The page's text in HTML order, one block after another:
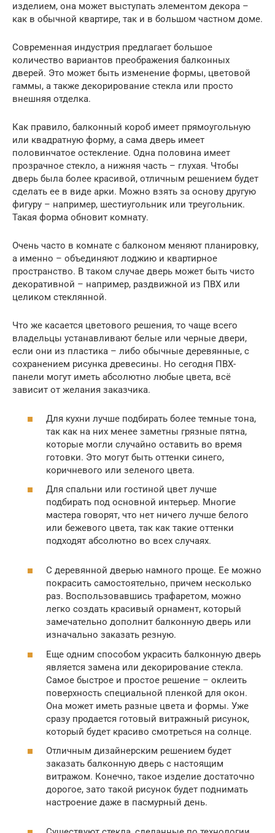
изделием, она может выступать элементом декора –
как в обычной квартире, так и в большом частном доме.
Современная индустрия предлагает большое
количество вариантов преображения балконных
дверей. Это может быть изменение формы, цветовой
гаммы, а также декорирование стекла или просто
внешняя отделка.
Как правило, балконный короб имеет прямоугольную
или квадратную форму, а сама дверь имеет
половинчатое остекление. Одна половина имеет
прозрачное стекло, а нижняя часть – глухая. Чтобы
дверь была более красивой, отличным решением будет
сделать ее в виде арки. Можно взять за основу другую
фигуру – например, шестиугольник или треугольник.
Такая форма обновит комнату.
Очень часто в комнате с балконом меняют планировку,
а именно – объединяют лоджию и квартирное
пространство. В таком случае дверь может быть чисто
декоративной – например, раздвижной из ПВХ или
целиком стеклянной.
Что же касается цветового решения, то чаще всего
владельцы устанавливают белые или черные двери,
если они из пластика – либо обычные деревянные, с
сохранением рисунка древесины. Но сегодня ПВХ-
панели могут иметь абсолютно любые цвета, всё
зависит от желания заказчика.
Для кухни лучше подбирать более темные тона,
так как на них менее заметны грязные пятна,
которые могли случайно оставить во время
готовки. Это могут быть оттенки синего,
коричневого или зеленого цвета.
Для спальни или гостиной цвет лучше
подбирать под основной интерьер. Многие
мастера говорят, что нет ничего лучше белого
или бежевого цвета, так как такие оттенки
подходят абсолютно во всех случаях.
С деревянной дверью намного проще. Ее можно
покрасить самостоятельно, причем несколько
раз. Воспользовавшись трафаретом, можно
легко создать красивый орнамент, который
замечательно дополнит балконную дверь или
изначально заказать резную.
Еще одним способом украсить балконную дверь
является замена или декорирование стекла.
Самое быстрое и простое решение – оклеить
поверхность специальной пленкой для окон.
Она может иметь разные цвета и формы. Уже
сразу продается готовый витражный рисунок,
который будет красиво смотреться на солнце.
Отличным дизайнерским решением будет
заказать балконную дверь с настоящим
витражом. Конечно, такое изделие достаточно
дорогое, зато такой рисунок будет поднимать
настроение даже в пасмурный день.